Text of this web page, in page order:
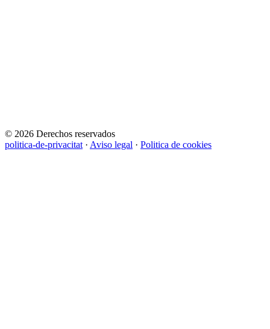
© 2026 Derechos reservados
politica-de-privacitat · Aviso legal · Politica de cookies